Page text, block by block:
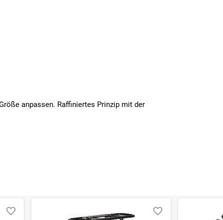
anpassen. Raffiniertes Prinzip mit der